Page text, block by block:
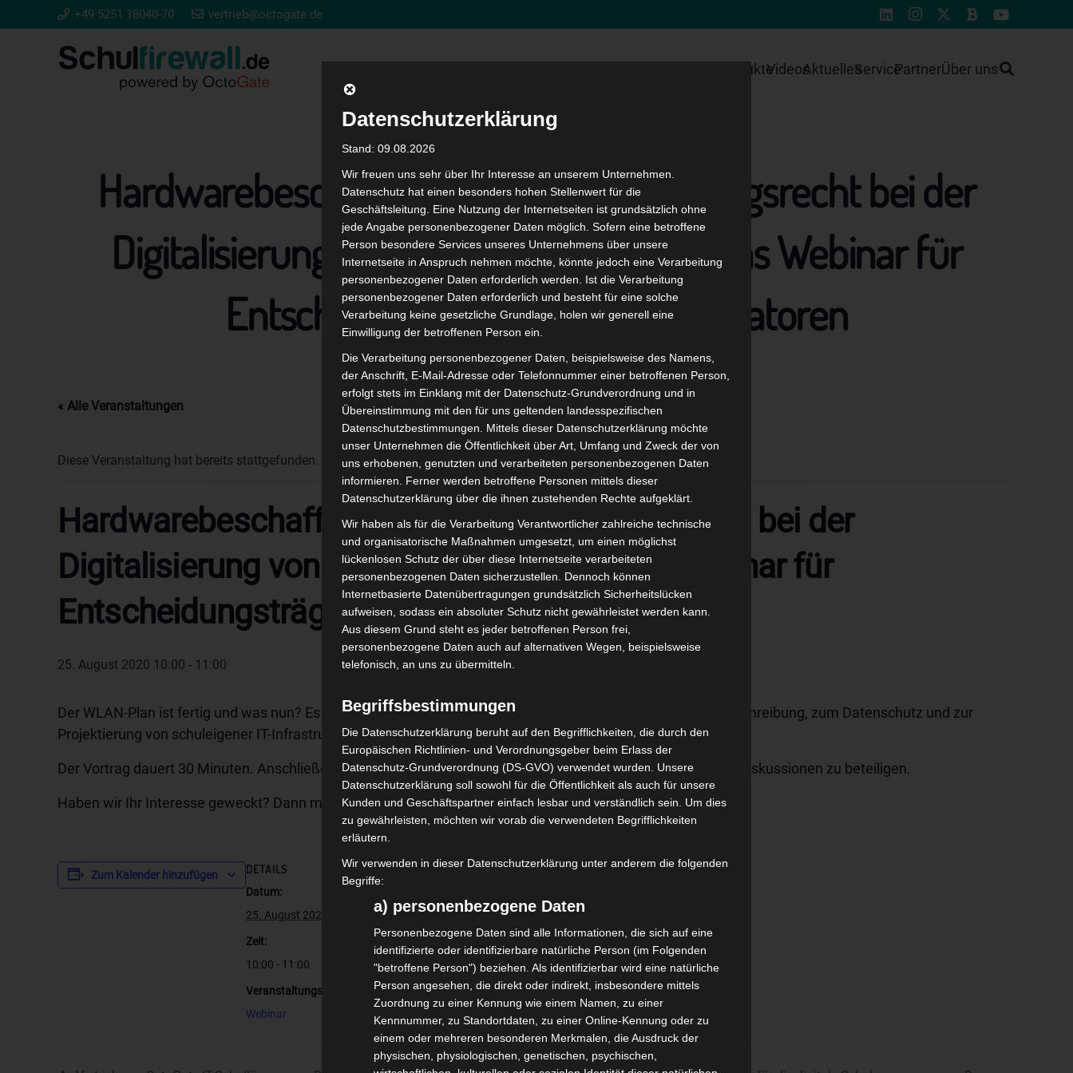
+49 5251 18040-70 vertrieb@octogate.de
ProdukteVideosAktuellesServicePartnerÜber uns
Hardwarebeschaffung und Ausschreibungsrecht bei der
Digitalisierung von Schulinfrastuktur – Das Webinar für
Entscheidungsträger und Organisatoren
« Alle Veranstaltungen
Diese Veranstaltung hat bereits stattgefunden.
Hardwarebeschaffung und Ausschreibungsrecht bei der
Digitalisierung von Schulinfrastuktur – Das Webinar für
Entscheidungsträger und Organisatoren
25. August 2020 10:00 - 11:00
Der WLAN-Plan ist fertig und was nun? Es erwarten Sie Tipps zur Beschaffung, zur gesetzeskonformen Ausschreibung, zum Datenschutz und zur
Projektierung von schuleigener IT-Infrastruktur in der Praxis.
Der Vortrag dauert 30 Minuten. Anschließend haben Sie ausreichend Zeit um Fragen zu stellen oder sich an Diskussionen zu beteiligen.
Haben wir Ihr Interesse geweckt? Dann melden Sie sich bitte rechtzeitig kostenfreihieran.
Zum Kalender hinzufügen DETAILS
Datum:
25. August 2020
Zeit:
10:00 - 11:00
Veranstaltungskategorie:
Webinar
Datenschutzerklärung
Stand: 09.08.2026
Wir freuen uns sehr über Ihr Interesse an unserem Unternehmen.
Datenschutz hat einen besonders hohen Stellenwert für die
Geschäftsleitung. Eine Nutzung der Internetseiten ist grundsätzlich ohne
jede Angabe personenbezogener Daten möglich. Sofern eine betroffene
Person besondere Services unseres Unternehmens über unsere
Internetseite in Anspruch nehmen möchte, könnte jedoch eine Verarbeitung
personenbezogener Daten erforderlich werden. Ist die Verarbeitung
personenbezogener Daten erforderlich und besteht für eine solche
Verarbeitung keine gesetzliche Grundlage, holen wir generell eine
Einwilligung der betroffenen Person ein.
Die Verarbeitung personenbezogener Daten, beispielsweise des Namens,
der Anschrift, E-Mail-Adresse oder Telefonnummer einer betroffenen Person,
erfolgt stets im Einklang mit der Datenschutz-Grundverordnung und in
Übereinstimmung mit den für uns geltenden landesspezifischen
Datenschutzbestimmungen. Mittels dieser Datenschutzerklärung möchte
unser Unternehmen die Öffentlichkeit über Art, Umfang und Zweck der von
uns erhobenen, genutzten und verarbeiteten personenbezogenen Daten
informieren. Ferner werden betroffene Personen mittels dieser
Datenschutzerklärung über die ihnen zustehenden Rechte aufgeklärt.
Wir haben als für die Verarbeitung Verantwortlicher zahlreiche technische
und organisatorische Maßnahmen umgesetzt, um einen möglichst
lückenlosen Schutz der über diese Internetseite verarbeiteten
personenbezogenen Daten sicherzustellen. Dennoch können
Internetbasierte Datenübertragungen grundsätzlich Sicherheitslücken
aufweisen, sodass ein absoluter Schutz nicht gewährleistet werden kann.
Aus diesem Grund steht es jeder betroffenen Person frei,
personenbezogene Daten auch auf alternativen Wegen, beispielsweise
telefonisch, an uns zu übermitteln.
Begriffsbestimmungen
Die Datenschutzerklärung beruht auf den Begrifflichkeiten, die durch den
Europäischen Richtlinien- und Verordnungsgeber beim Erlass der
Datenschutz-Grundverordnung (DS-GVO) verwendet wurden. Unsere
Datenschutzerklärung soll sowohl für die Öffentlichkeit als auch für unsere
Kunden und Geschäftspartner einfach lesbar und verständlich sein. Um dies
zu gewährleisten, möchten wir vorab die verwendeten Begrifflichkeiten
erläutern.
Wir verwenden in dieser Datenschutzerklärung unter anderem die folgenden
Begriffe:
a) personenbezogene Daten
Personenbezogene Daten sind alle Informationen, die sich auf eine
identifizierte oder identifizierbare natürliche Person (im Folgenden
"betroffene Person") beziehen. Als identifizierbar wird eine natürliche
Person angesehen, die direkt oder indirekt, insbesondere mittels
Zuordnung zu einer Kennung wie einem Namen, zu einer
Kennnummer, zu Standortdaten, zu einer Online-Kennung oder zu
einem oder mehreren besonderen Merkmalen, die Ausdruck der
physischen, physiologischen, genetischen, psychischen,